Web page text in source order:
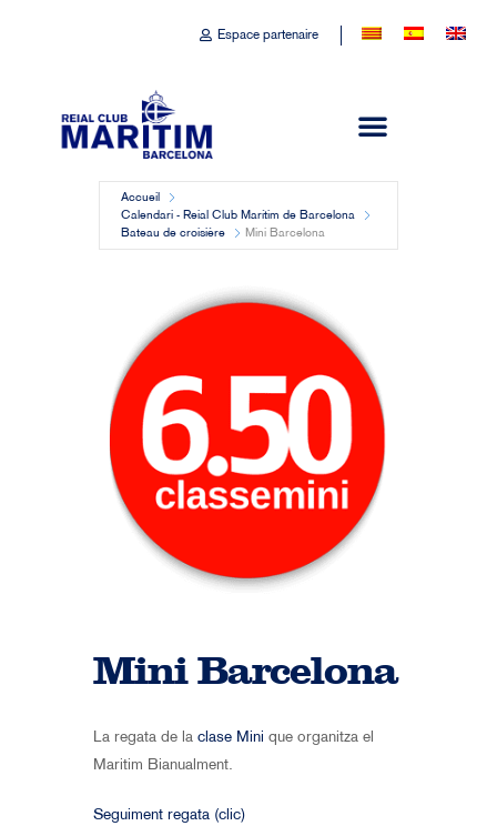
Espace partenaire
Accueil
Calendari - Reial Club Marítim de Barcelona
Bateau de croisière
Mini Barcelona
Mini Barcelona
La regata de la clase Mini que organitza el
Maritim Bianualment.
Seguiment regata (clic)